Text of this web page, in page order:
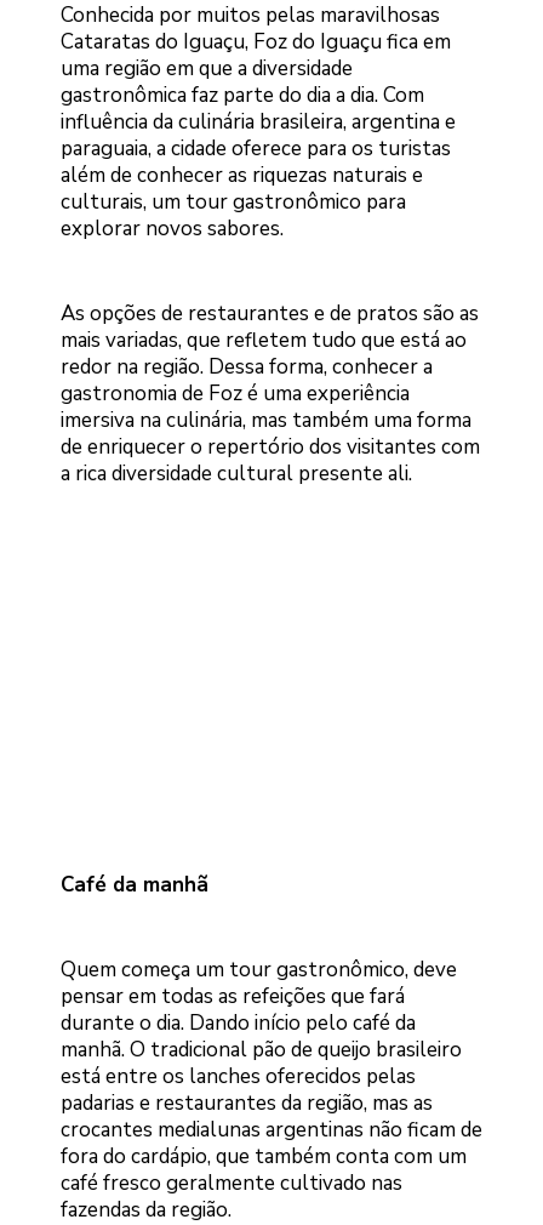
Conhecida por muitos pelas maravilhosas
Cataratas do Iguaçu, Foz do Iguaçu fica em
uma região em que a diversidade
gastronômica faz parte do dia a dia. Com
influência da culinária brasileira, argentina e
paraguaia, a cidade oferece para os turistas
além de conhecer as riquezas naturais e
culturais, um tour gastronômico para
explorar novos sabores.
As opções de restaurantes e de pratos são as
mais variadas, que refletem tudo que está ao
redor na região. Dessa forma, conhecer a
gastronomia de Foz é uma experiência
imersiva na culinária, mas também uma forma
de enriquecer o repertório dos visitantes com
a rica diversidade cultural presente ali.
Café da manhã
Quem começa um tour gastronômico, deve
pensar em todas as refeições que fará
durante o dia. Dando início pelo café da
manhã. O tradicional pão de queijo brasileiro
está entre os lanches oferecidos pelas
padarias e restaurantes da região, mas as
crocantes medialunas argentinas não ficam de
fora do cardápio, que também conta com um
café fresco geralmente cultivado nas
fazendas da região.